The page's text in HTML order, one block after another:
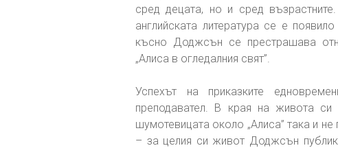
сред децата, но и сред
английската литература се е
късно Доджсън се престрашава
„Алиса в огледалния свят”.
Успехът на приказките
преподавател. В края на живота
шумотевицата около „Алиса” така и
– за целия си живот Доджсън